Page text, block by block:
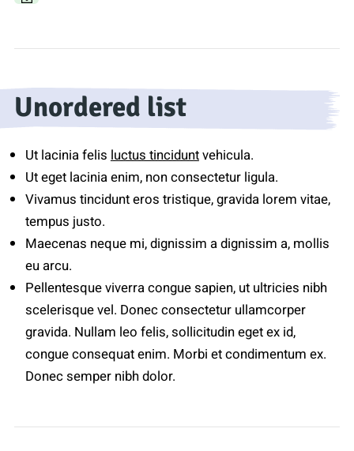
Unordered list
Ut lacinia felis luctus tinciduntvehicula.
Ut eget lacinia enim, non consectetur ligula.
Vivamus tincidunt eros tristique, gravida lorem vitae,
tempus justo.
Maecenas neque mi, dignissim a dignissim a, mollis
eu arcu.
Pellentesque viverra congue sapien, ut ultricies nibh
scelerisque vel. Donec consectetur ullamcorper
gravida. Nullam leo felis, sollicitudin eget ex id,
congue consequat enim. Morbi et condimentum ex.
Donec semper nibh dolor.